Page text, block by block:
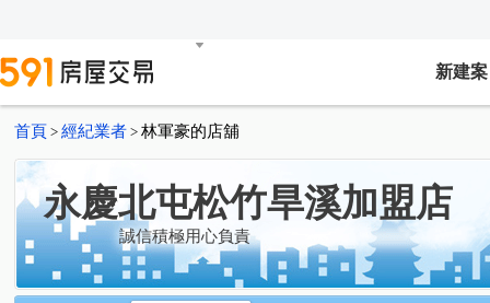
新建案
首頁 > 經紀業者 > 林軍豪的店舖
永慶北屯松竹旱溪加盟店
誠信積極用心負責